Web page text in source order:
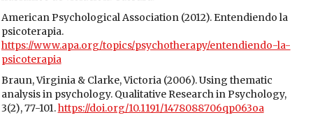
American Psychological Association (2012). Entendiendo la
psicoterapia.
https://www.apa.org/topics/psychotherapy/entendiendo-la-
psicoterapia
Braun, Virginia & Clarke, Victoria (2006). Using thematic
analysis in psychology. Qualitative Research in Psychology,
3(2), 77-101.https://doi.org/10.1191/1478088706qp063oa